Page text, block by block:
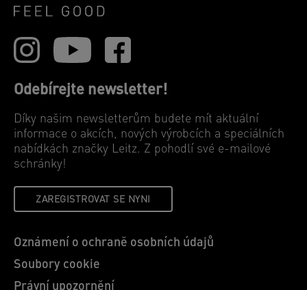
Odebírejte newsletter!
Díky našim newsletterům budete mít aktuální
informace o akcích, nových výrobcích a speciálních
nabídkách značky Leitz. Z pohodlí své e-mailové
schránky!
ZAREGISTROVAT SE NYNI
Oznámení o ochraně osobních údajů
Soubory cookie
Právní upozornění